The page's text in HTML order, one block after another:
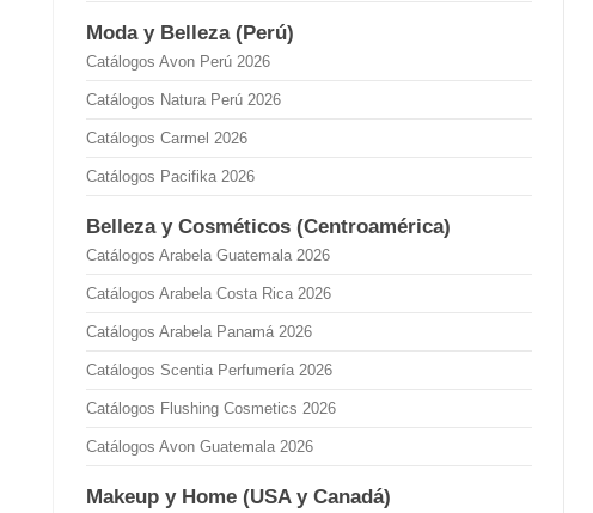
Moda y Belleza (Perú)
Catálogos Avon Perú 2026
Catálogos Natura Perú 2026
Catálogos Carmel 2026
Catálogos Pacifika 2026
Belleza y Cosméticos (Centroamérica)
Catálogos Arabela Guatemala 2026
Catálogos Arabela Costa Rica 2026
Catálogos Arabela Panamá 2026
Catálogos Scentia Perfumería 2026
Catálogos Flushing Cosmetics 2026
Catálogos Avon Guatemala 2026
Makeup y Home (USA y Canadá)